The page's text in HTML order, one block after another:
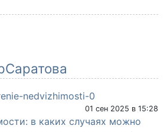
01 сен 2025 в 15:28
в каких случаях можно